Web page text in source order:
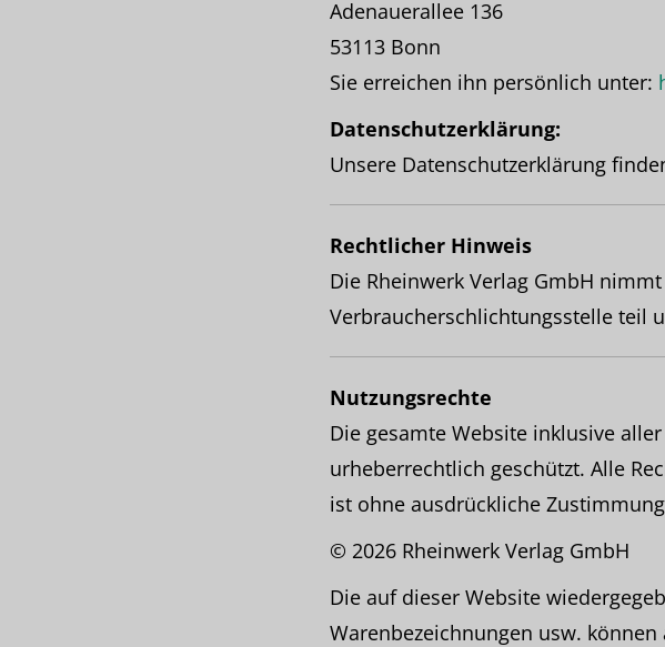
Adenauerallee 136
53113 Bonn
Sie erreichen ihn persönlich unter:
Datenschutzerklärung:
Unsere Datenschutzerklärung
Rechtlicher Hinweis
Die Rheinwerk Verlag GmbH
Verbraucherschlichtungsstelle teil
Nutzungsrechte
Die gesamte Website inklusive
urheberrechtlich geschützt. Alle
ist ohne ausdrückliche
© 2026 Rheinwerk Verlag GmbH
Die auf dieser Website
Warenbezeichnungen usw.